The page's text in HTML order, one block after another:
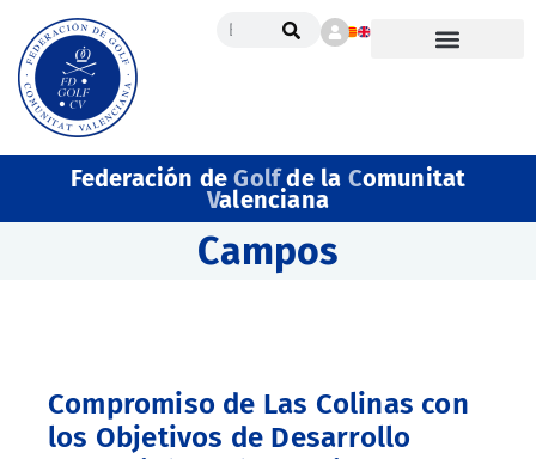
Federación deGolfde la Comunitat
Valenciana
Campos
Compromiso de Las Colinas con
los Objetivos de Desarrollo